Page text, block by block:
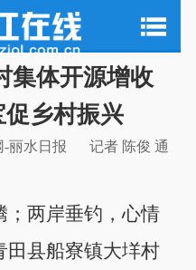
集体开源增收
促乡村振兴
-丽水日报
记者 陈俊 通
两岸垂钓，心情
县船寮镇大垟村